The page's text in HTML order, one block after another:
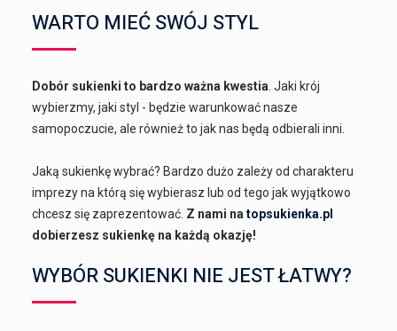
WARTO MIEĆ SWÓJ STYL
Dobór sukienki to bardzo ważna kwestia . Jaki krój
wybierzmy, jaki styl - będzie warunkować nasze
samopoczucie, ale również to jak nas będą odbierali inni.
Jaką sukienkę wybrać? Bardzo dużo zależy od charakteru
imprezy na którą się wybierasz lub od tego jak wyjątkowo
chcesz się zaprezentować. Z nami natopsukienka.pl
dobierzesz sukienkę na każdą okazję!
WYBÓR SUKIENKI NIE JEST ŁATWY?